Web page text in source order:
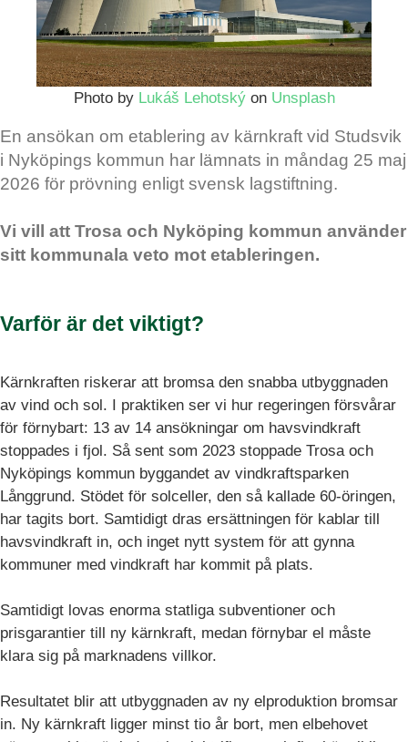
Photo by Lukáš Lehotskýon Unsplash
En ansökan om etablering av kärnkraft vid Studsvik
i Nyköpings kommun har lämnats in måndag 25 maj
2026 för prövning enligt svensk lagstiftning.
Vi vill att Trosa och Nyköping kommun använder
sitt kommunala veto mot etableringen.
Varför är det viktigt?
Kärnkraften riskerar att bromsa den snabba utbyggnaden
av vind och sol. I praktiken ser vi hur regeringen försvårar
för förnybart: 13 av 14 ansökningar om havsvindkraft
stoppades i fjol. Så sent som 2023 stoppade Trosa och
Nyköpings kommun byggandet av vindkraftsparken
Långgrund. Stödet för solceller, den så kallade 60-öringen,
har tagits bort. Samtidigt dras ersättningen för kablar till
havsvindkraft in, och inget nytt system för att gynna
kommuner med vindkraft har kommit på plats.
Samtidigt lovas enorma statliga subventioner och
prisgarantier till ny kärnkraft, medan förnybar el måste
klara sig på marknadens villkor.
Resultatet blir att utbyggnaden av ny elproduktion bromsar
in. Ny kärnkraft ligger minst tio år bort, men elbehovet